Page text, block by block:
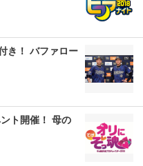
き！ バファロー
ト開催！ 母の